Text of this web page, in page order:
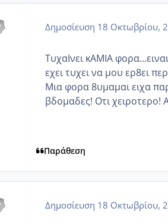
Δημοσίευση 18 Οκτωβρίου,
ΤυχαΙνει κΑΜΙΑ
εχει τυχει να μου ερ8ει
Μια φορα 8υμαμαι ειχα
βδομαδες! Οτι χειροτερο!
Παράθεση
Δημοσίευση 18 Οκτωβρίου,